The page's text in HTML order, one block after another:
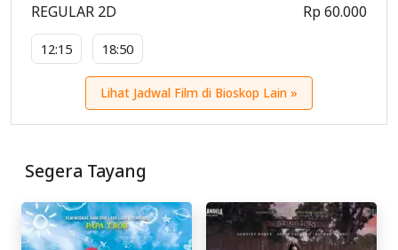
REGULAR 2D
12:15 18:50
Rp 60.000
Lihat Jadwal Film di Bioskop Lain »
Segera Tayang